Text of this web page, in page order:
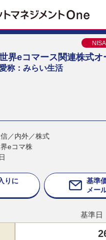
界eコマース関連株式オ
称：みらい生活
／内外／株式
eコマ株
りに
基準
メー
基準日